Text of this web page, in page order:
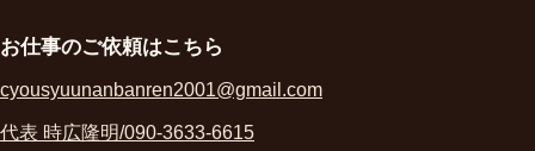
お仕事のご依頼はこちら
cyousyuunanbanren2001@gmail.com
代表 時広隆明/090-3633-6615